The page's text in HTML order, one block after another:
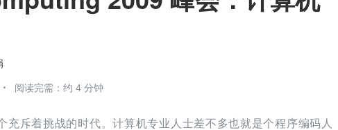
阅读完需：约 4 分钟
充斥着挑战的时代。计算机专业人士差不多也就是个程序编码人